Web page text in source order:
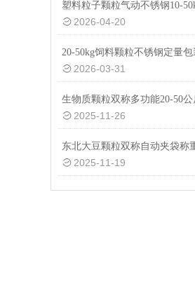
2026-04-20
2026-03-31
2025-11-26
2025-11-19